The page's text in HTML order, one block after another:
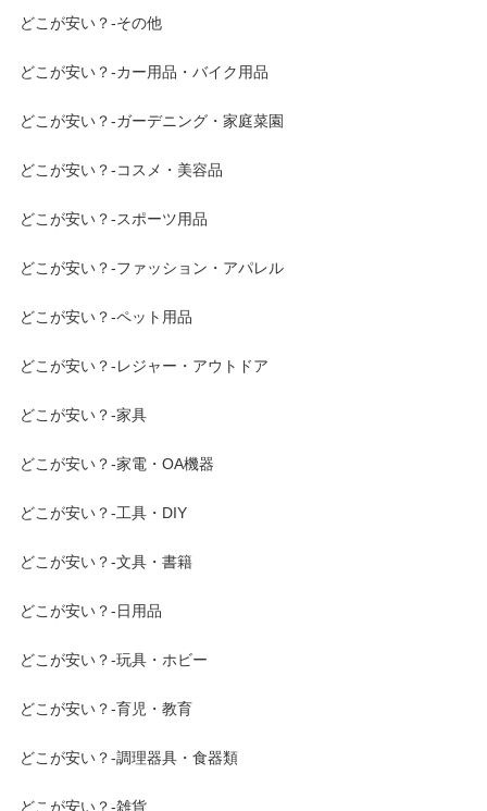
どこが安い？-その他
どこが安い？-カー用品・バイク用品
どこが安い？-ガーデニング・家庭菜園
どこが安い？-コスメ・美容品
どこが安い？-スポーツ用品
どこが安い？-ファッション・アパレル
どこが安い？-ペット用品
どこが安い？-レジャー・アウトドア
どこが安い？-家具
どこが安い？-家電・OA機器
どこが安い？-工具・DIY
どこが安い？-文具・書籍
どこが安い？-日用品
どこが安い？-玩具・ホビー
どこが安い？-育児・教育
どこが安い？-調理器具・食器類
どこが安い？-雑貨